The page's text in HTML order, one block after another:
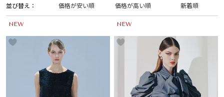
並び替え 価格が安い順 価格が高い順 新着順
NEW NEW